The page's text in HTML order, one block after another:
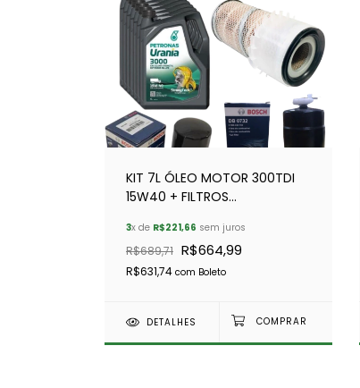
KIT 7L ÓLEO MOTOR 300TDI
15W40 + FILTROS
3x de R$221,66 sem juros
R$689,71 R$664,99
R$631,74 com Boleto
DETALHES